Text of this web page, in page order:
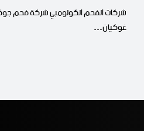
شركات الفحم الكولومبي شركة فحم
غوكيان…